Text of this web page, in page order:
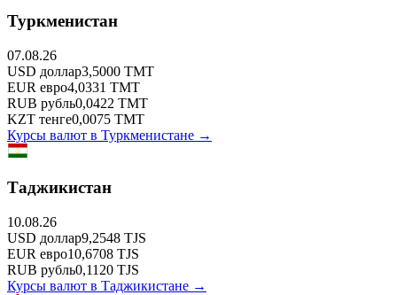
Туркменистан
07.08.26
USD доллар3,5000 TMT
EUR евро4,0331 TMT
RUB рубль0,0422 TMT
KZT тенге0,0075 TMT
Курсы валют в Туркменистане →
Таджикистан
10.08.26
USD доллар9,2548 TJS
EUR евро10,6708 TJS
RUB рубль0,1120 TJS
Курсы валют в Таджикистане →